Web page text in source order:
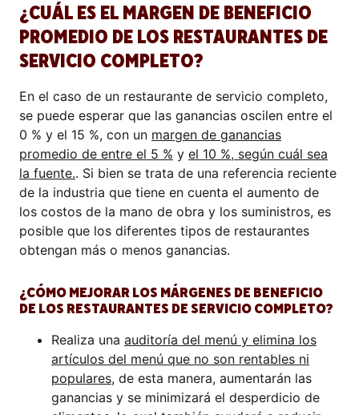
¿CUÁL ES EL MARGEN DE BENEFICIO
PROMEDIO DE LOS RESTAURANTES DE
SERVICIO COMPLETO?
En el caso de un restaurante de servicio completo,
se puede esperar que las ganancias oscilen entre el
0 % y el 15 %, con un margen de ganancias
promedio de entre el 5 % y el 10 %, según cuál sea
la fuente.. Si bien se trata de una referencia reciente
de la industria que tiene en cuenta el aumento de
los costos de la mano de obra y los suministros, es
posible que los diferentes tipos de restaurantes
obtengan más o menos ganancias.
¿CÓMO MEJORAR LOS MÁRGENES DE BENEFICIO
DE LOS RESTAURANTES DE SERVICIO COMPLETO?
Realiza una auditoría del menú y elimina los
artículos del menú que no son rentables ni
populares, de esta manera, aumentarán las
ganancias y se minimizará el desperdicio de